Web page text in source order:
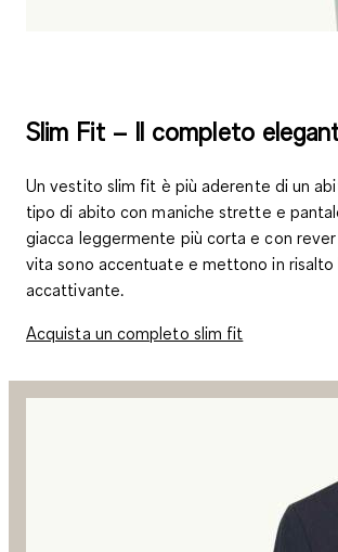
Slim Fit – Il completo
Un vestito slim fit è più aderente di un
tipo di abito con maniche strette e
giacca leggermente più corta e con
vita sono accentuate e mettono in risalto
accattivante.
Acquista un completo slim fit